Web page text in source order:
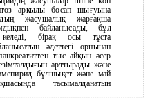
арқылы босап шығуына
жасушалық жарғақша
байланысады, бұл
бірақ осы тұста
әдеттегі орнынан
тыс айқын әсер
арттырады және
бұлшықет және май
тасымалданатын